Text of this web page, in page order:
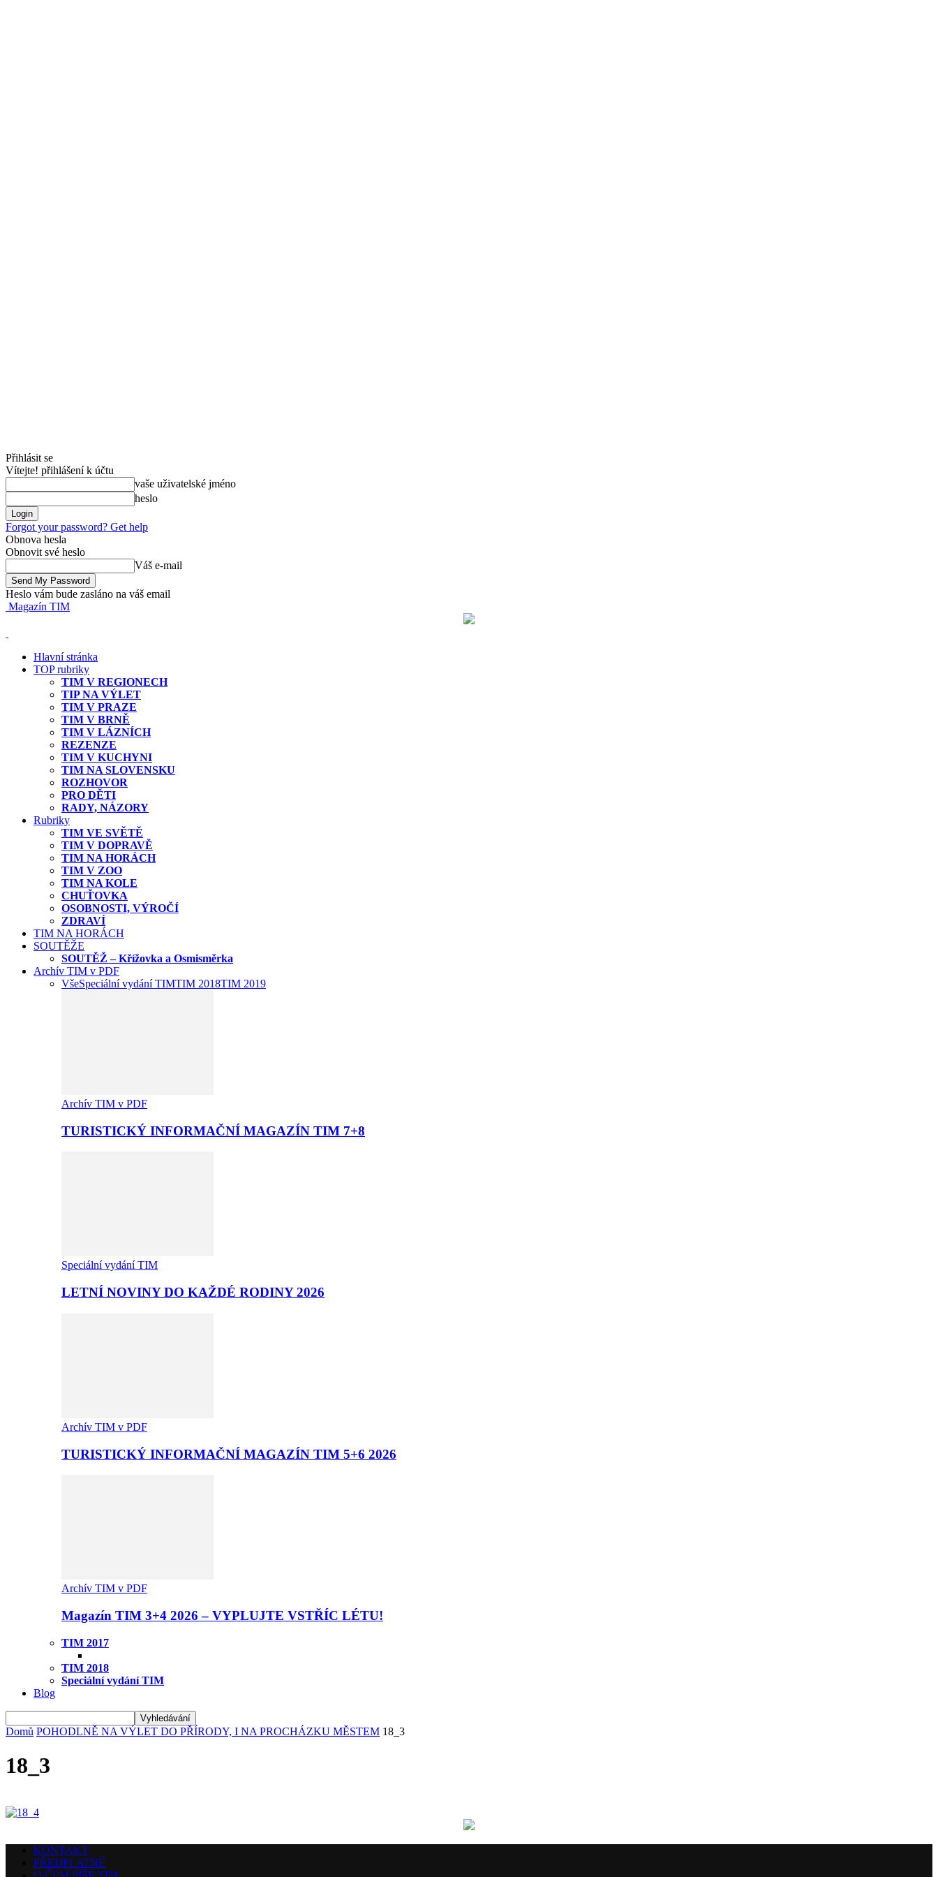
Přihlásit se
Vítejte! přihlášení k účtu
vaše uživatelské jméno
heslo
Forgot your password? Get help
Obnova hesla
Obnovit své heslo
Váš e-mail
Heslo vám bude zasláno na váš email
Magazín TIM
Hlavní stránka
TOP rubriky
TIM V REGIONECH
TIP NA VÝLET
TIM V PRAZE
TIM V BRNĚ
TIM V LÁZNÍCH
REZENZE
TIM V KUCHYNI
TIM NA SLOVENSKU
ROZHOVOR
PRO DĚTI
RADY, NÁZORY
Rubriky
TIM VE SVĚTĚ
TIM V DOPRAVĚ
TIM NA HORÁCH
TIM V ZOO
TIM NA KOLE
CHUŤOVKA
OSOBNOSTI, VÝROČÍ
ZDRAVÍ
TIM NA HORÁCH
SOUTĚŽE
SOUTĚŽ – Křížovka a Osmisměrka
Archív TIM v PDF
VšeSpeciální vydání TIMTIM 2018TIM 2019
Archív TIM v PDF
TURISTICKÝ INFORMAČNÍ MAGAZÍN TIM 7+8
Speciální vydání TIM
LETNÍ NOVINY DO KAŽDÉ RODINY 2026
Archív TIM v PDF
TURISTICKÝ INFORMAČNÍ MAGAZÍN TIM 5+6 2026
Archív TIM v PDF
Magazín TIM 3+4 2026 – VYPLUJTE VSTŘÍC LÉTU!
TIM 2017
TIM 2018
Speciální vydání TIM
Blog
Domů POHODLNĚ NA VÝLET DO PŘÍRODY, I NA PROCHÁZKU MĚSTEM 18_3
18_3
KONTAKT
PŘEDPLATNÉ